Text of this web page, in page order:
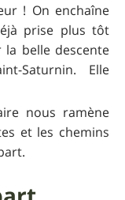
! On enchaîne
prise plus tôt
belle descente
Saturnin. Elle
nous ramène
et les chemins